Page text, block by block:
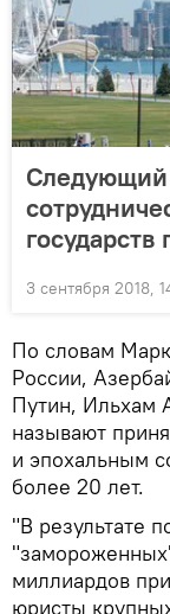
Следующий
государств
3 сентября 2018,
По словам
России,
Путин, Ильхам
называют
и эпохальным
более 20 лет.
"В результате
миллиардов
юристы